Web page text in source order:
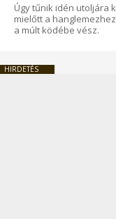
Úgy tűnik idén utoljára
mielőtt a
a múlt ködébe vész.
HIRDETÉS